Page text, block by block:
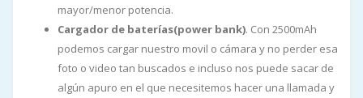
mayor/menor potencia.
Cargador de baterías(power bank). Con 2500mAh
podemos cargar nuestro movil o cámara y no perder esa
foto o video tan buscados e incluso nos puede sacar de
algún apuro en el que necesitemos hacer una llamada y